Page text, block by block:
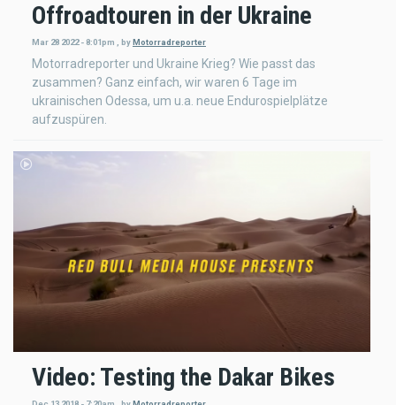
Offroadtouren in der Ukraine
Mar 28 2022 - 8:01pm byMotorradreporter
Motorradreporter und Ukraine Krieg? Wie passt das
zusammen? Ganz einfach, wir waren 6 Tage im
ukrainischen Odessa, um u.a. neue Endurospielplätze
aufzuspüren.
Video: Testing the Dakar Bikes